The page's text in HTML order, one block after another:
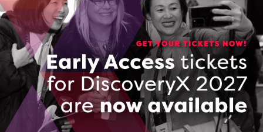
« Ce système marque une avancée majeure de notre
technologie. Le projet nous permettra d’en faire la
démonstration auprès de nouveaux clients et de
proposer une solution inédite », explique Syed Naeem
Ahmed, president et fondateur de Clickmox Solutions. «
Cette technologie donnera une nouvelle dimension à
l’industrie et facilitera grandement les choses dans le
secteur minier, voire dans d’autres secteurs. »